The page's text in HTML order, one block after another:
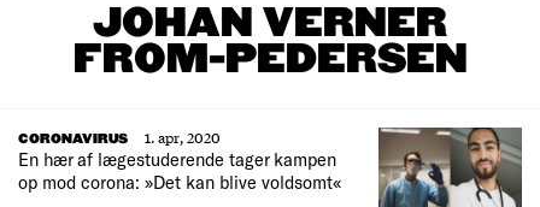
JOHAN VERNER
FROM-PEDERSEN
CORONAVIRUS
1. apr, 2020
En hær af lægestuderende tager kampen
op mod corona: »Det kan blive voldsomt«